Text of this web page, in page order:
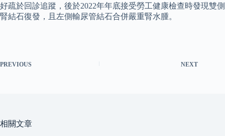
好疏於回診追蹤，後於2022年年底接受勞工健康檢查時發現雙側
腎結石復發，且左側輸尿管結石合併嚴重腎水腫。
PREVIOUS NEXT
相關文章